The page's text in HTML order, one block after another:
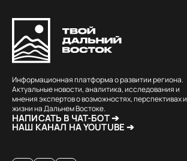
Информационная платформа о развитии региона.
Актуальные новости, аналитика, исследования и
мнения экспертов о возможностях, перспективах и
жизни на Дальнем Востоке.
НАПИСАТЬ В ЧАТ-БОТ ➔
НАШ КАНАЛ НА YOUTUBE ➔